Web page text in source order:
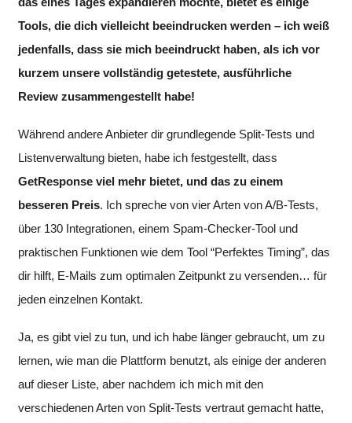
Tools, die dich vielleicht beeindrucken werden – ich weiß
jedenfalls, dass sie mich beeindruckt haben, als ich vor
kurzem unsere vollständig getestete, ausführliche
Review zusammengestellt habe!
Während andere Anbieter dir grundlegende Split-Tests und
Listenverwaltung bieten, habe ich festgestellt, dass
GetResponse viel mehr bietet, und das zu einem
besseren Preis. Ich spreche von vier Arten von A/B-Tests,
über 130 Integrationen, einem Spam-Checker-Tool und
praktischen Funktionen wie dem Tool “Perfektes Timing”, das
dir hilft, E-Mails zum optimalen Zeitpunkt zu versenden… für
jeden einzelnen Kontakt.
Ja, es gibt viel zu tun, und ich habe länger gebraucht, um zu
lernen, wie man die Plattform benutzt, als einige der anderen
auf dieser Liste, aber nachdem ich mich mit den
verschiedenen Arten von Split-Tests vertraut gemacht hatte,